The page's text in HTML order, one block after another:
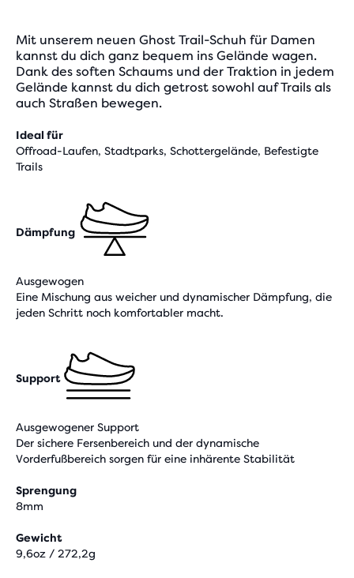
Mit unserem neuen Ghost Trail-Schuh für Damen
kannst du dich ganz bequem ins Gelände wagen.
Dank des soften Schaums und der Traktion in jedem
Gelände kannst du dich getrost sowohl auf Trails als
auch Straßen bewegen.
Ideal für
Offroad-Laufen, Stadtparks, Schottergelände, Befestigte
Trails
Dämpfung
Ausgewogen
Eine Mischung aus weicher und dynamischer Dämpfung, die
jeden Schritt noch komfortabler macht.
Support
Ausgewogener Support
Der sichere Fersenbereich und der dynamische
Vorderfußbereich sorgen für eine inhärente Stabilität
Sprengung
8mm
Gewicht
9,6oz / 272,2g